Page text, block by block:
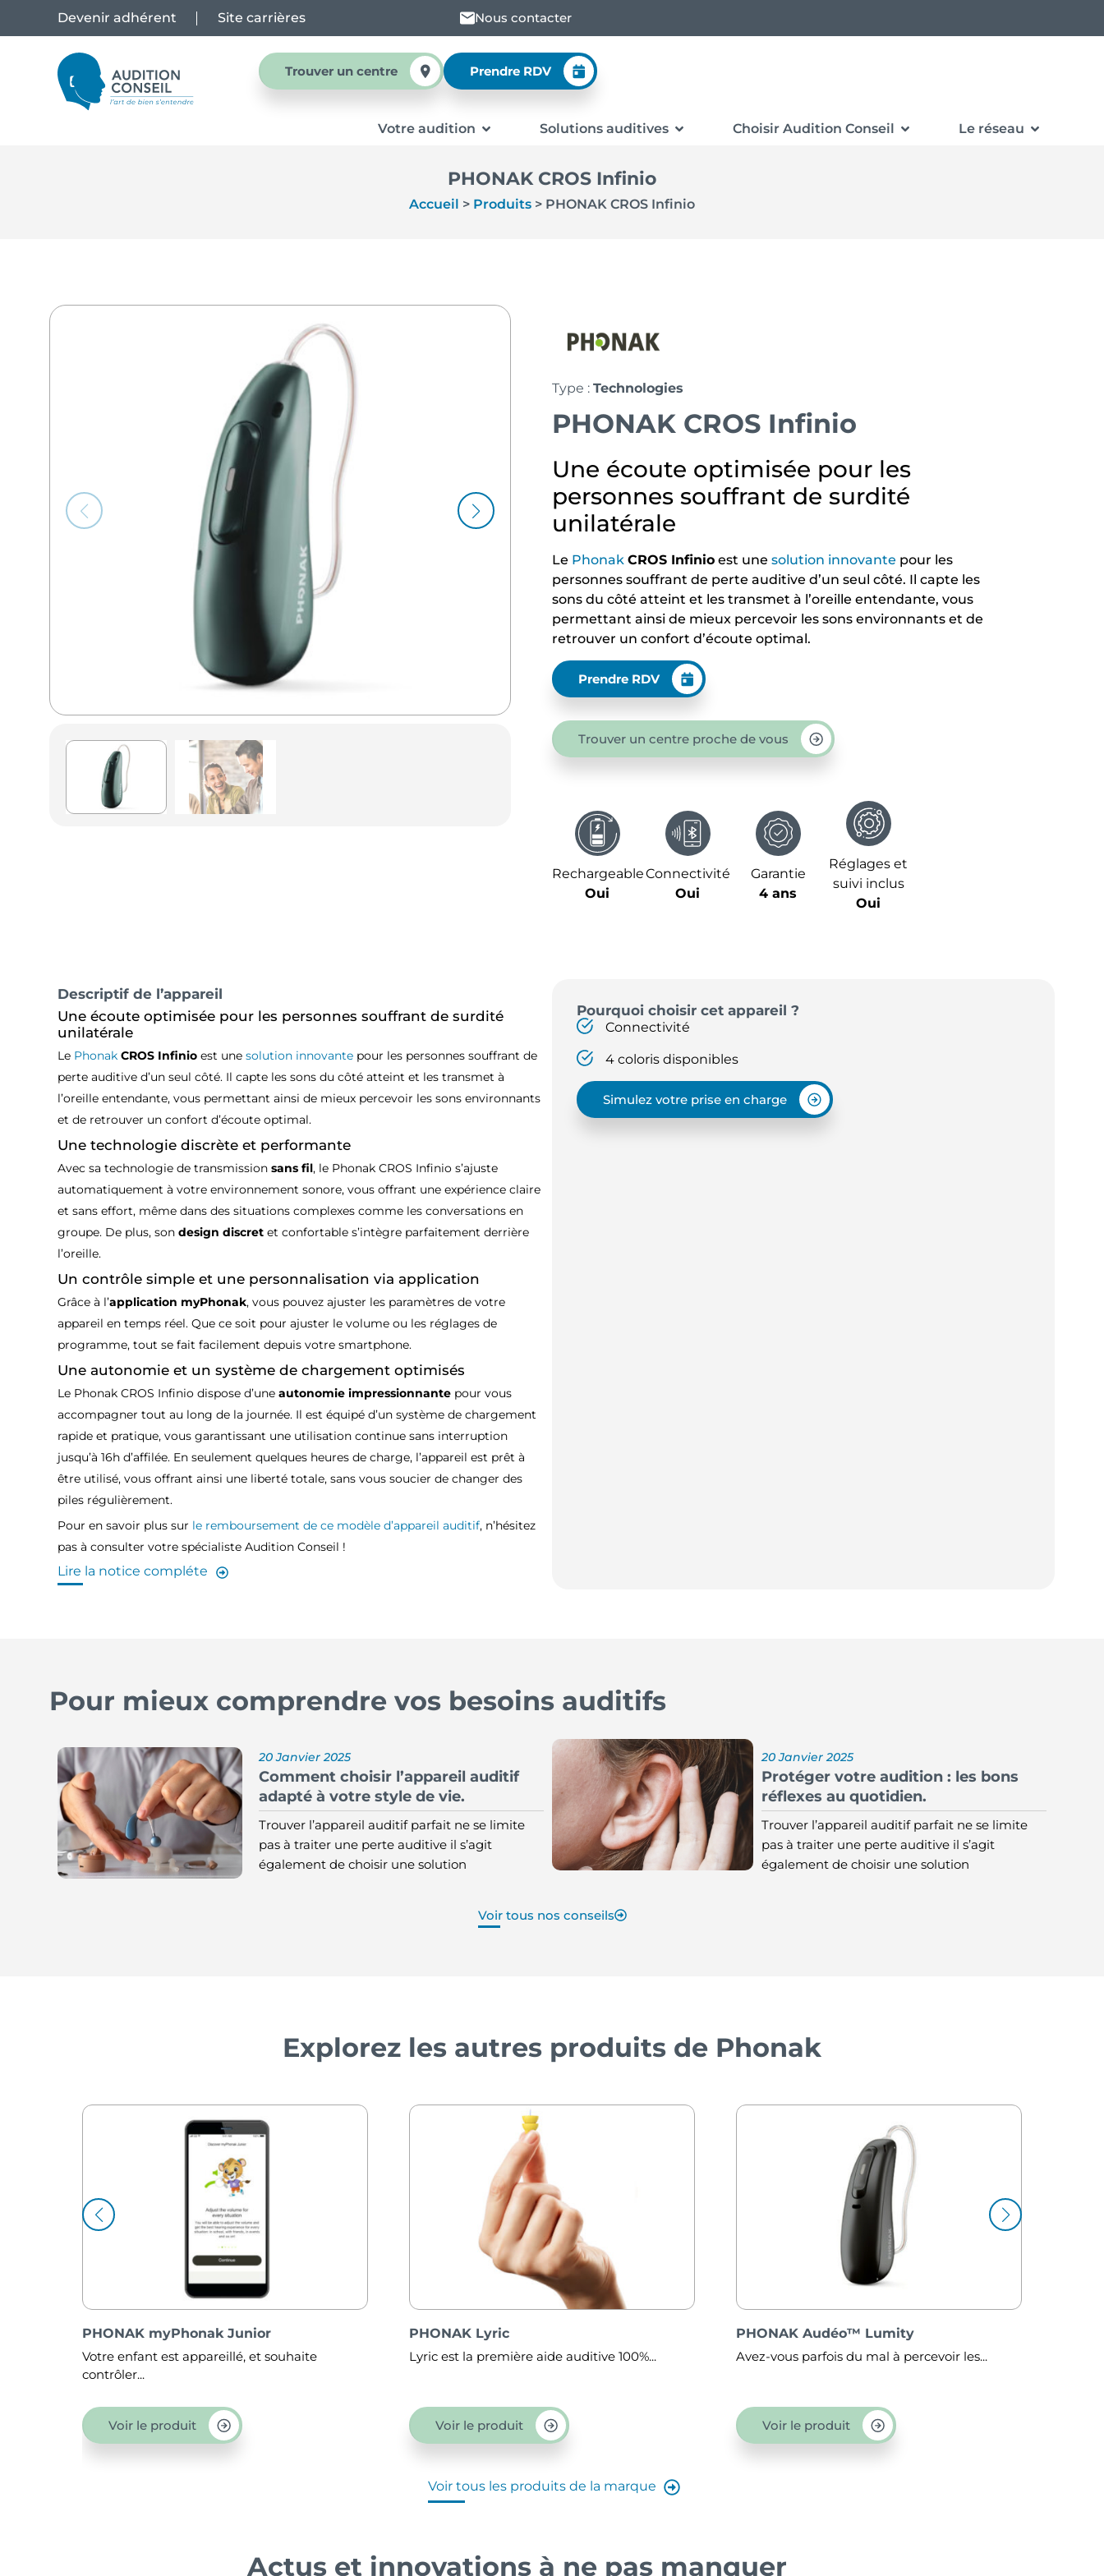
Devenir adhérent Site carrières Nous contacter
Trouver un centre Prendre RDV
Votre audition Solutions auditives Choisir Audition Conseil Le réseau
PHONAK CROS Infinio
Accueil > Produits > PHONAK CROS Infinio
Type : Technologies
PHONAK CROS Infinio
Une écoute optimisée pour les
personnes souffrant de surdité
unilatérale
Le Phonak CROS Infinio est une solution innovante pour les
personnes souffrant de perte auditive d’un seul côté. Il capte les
sons du côté atteint et les transmet à l’oreille entendante, vous
permettant ainsi de mieux percevoir les sons environnants et de
retrouver un confort d’écoute optimal.
Prendre RDV
Trouver un centre proche de vous
Rechargeable
Oui
Connectivité
Oui
Garantie
4 ans
Réglages et
suivi inclus
Oui
Descriptif de l’appareil
Une écoute optimisée pour les personnes souffrant de surdité
unilatérale
Le Phonak CROS Infinio est une solution innovante pour les personnes souffrant de
perte auditive d’un seul côté. Il capte les sons du côté atteint et les transmet à
l’oreille entendante, vous permettant ainsi de mieux percevoir les sons environnants
et de retrouver un confort d’écoute optimal.
Une technologie discrète et performante
Avec sa technologie de transmission sans fil, le Phonak CROS Infinio s’ajuste
automatiquement à votre environnement sonore, vous offrant une expérience claire
et sans effort, même dans des situations complexes comme les conversations en
groupe. De plus, son design discret et confortable s’intègre parfaitement derrière
l’oreille.
Un contrôle simple et une personnalisation via application
Grâce à l’application myPhonak, vous pouvez ajuster les paramètres de votre
appareil en temps réel. Que ce soit pour ajuster le volume ou les réglages de
programme, tout se fait facilement depuis votre smartphone.
Une autonomie et un système de chargement optimisés
Le Phonak CROS Infinio dispose d’une autonomie impressionnante pour vous
accompagner tout au long de la journée. Il est équipé d’un système de chargement
rapide et pratique, vous garantissant une utilisation continue sans interruption
jusqu’à 16h d’affilée. En seulement quelques heures de charge, l’appareil est prêt à
être utilisé, vous offrant ainsi une liberté totale, sans vous soucier de changer des
piles régulièrement.
Pour en savoir plus sur le remboursement de ce modèle d’appareil auditif, n’hésitez
pas à consulter votre spécialiste Audition Conseil !
Lire la notice compléte
Pourquoi choisir cet appareil ?
Connectivité
4 coloris disponibles
Simulez votre prise en charge
Pour mieux comprendre vos besoins auditifs
20 Janvier 2025
Comment choisir l’appareil auditif
adapté à votre style de vie.
Trouver l’appareil auditif parfait ne se limite
pas à traiter une perte auditive il s’agit
également de choisir une solution
20 Janvier 2025
Protéger votre audition : les bons
réflexes au quotidien.
Trouver l’appareil auditif parfait ne se limite
pas à traiter une perte auditive il s’agit
également de choisir une solution
Voir tous nos conseils
Explorez les autres produits de Phonak
et souhaite
PHONAK Lyric
Lyric est la première aide auditive 100%...
Voir le produit
Avez-vous parfois du mal à percevoir les...
Voir le produit
PHONAK Naída™ Lumity
Pour tous ceux qui ont besoin d’un...
Voir le produit
Voir tous les produits de la marque
Actus et innovations à ne pas manquer